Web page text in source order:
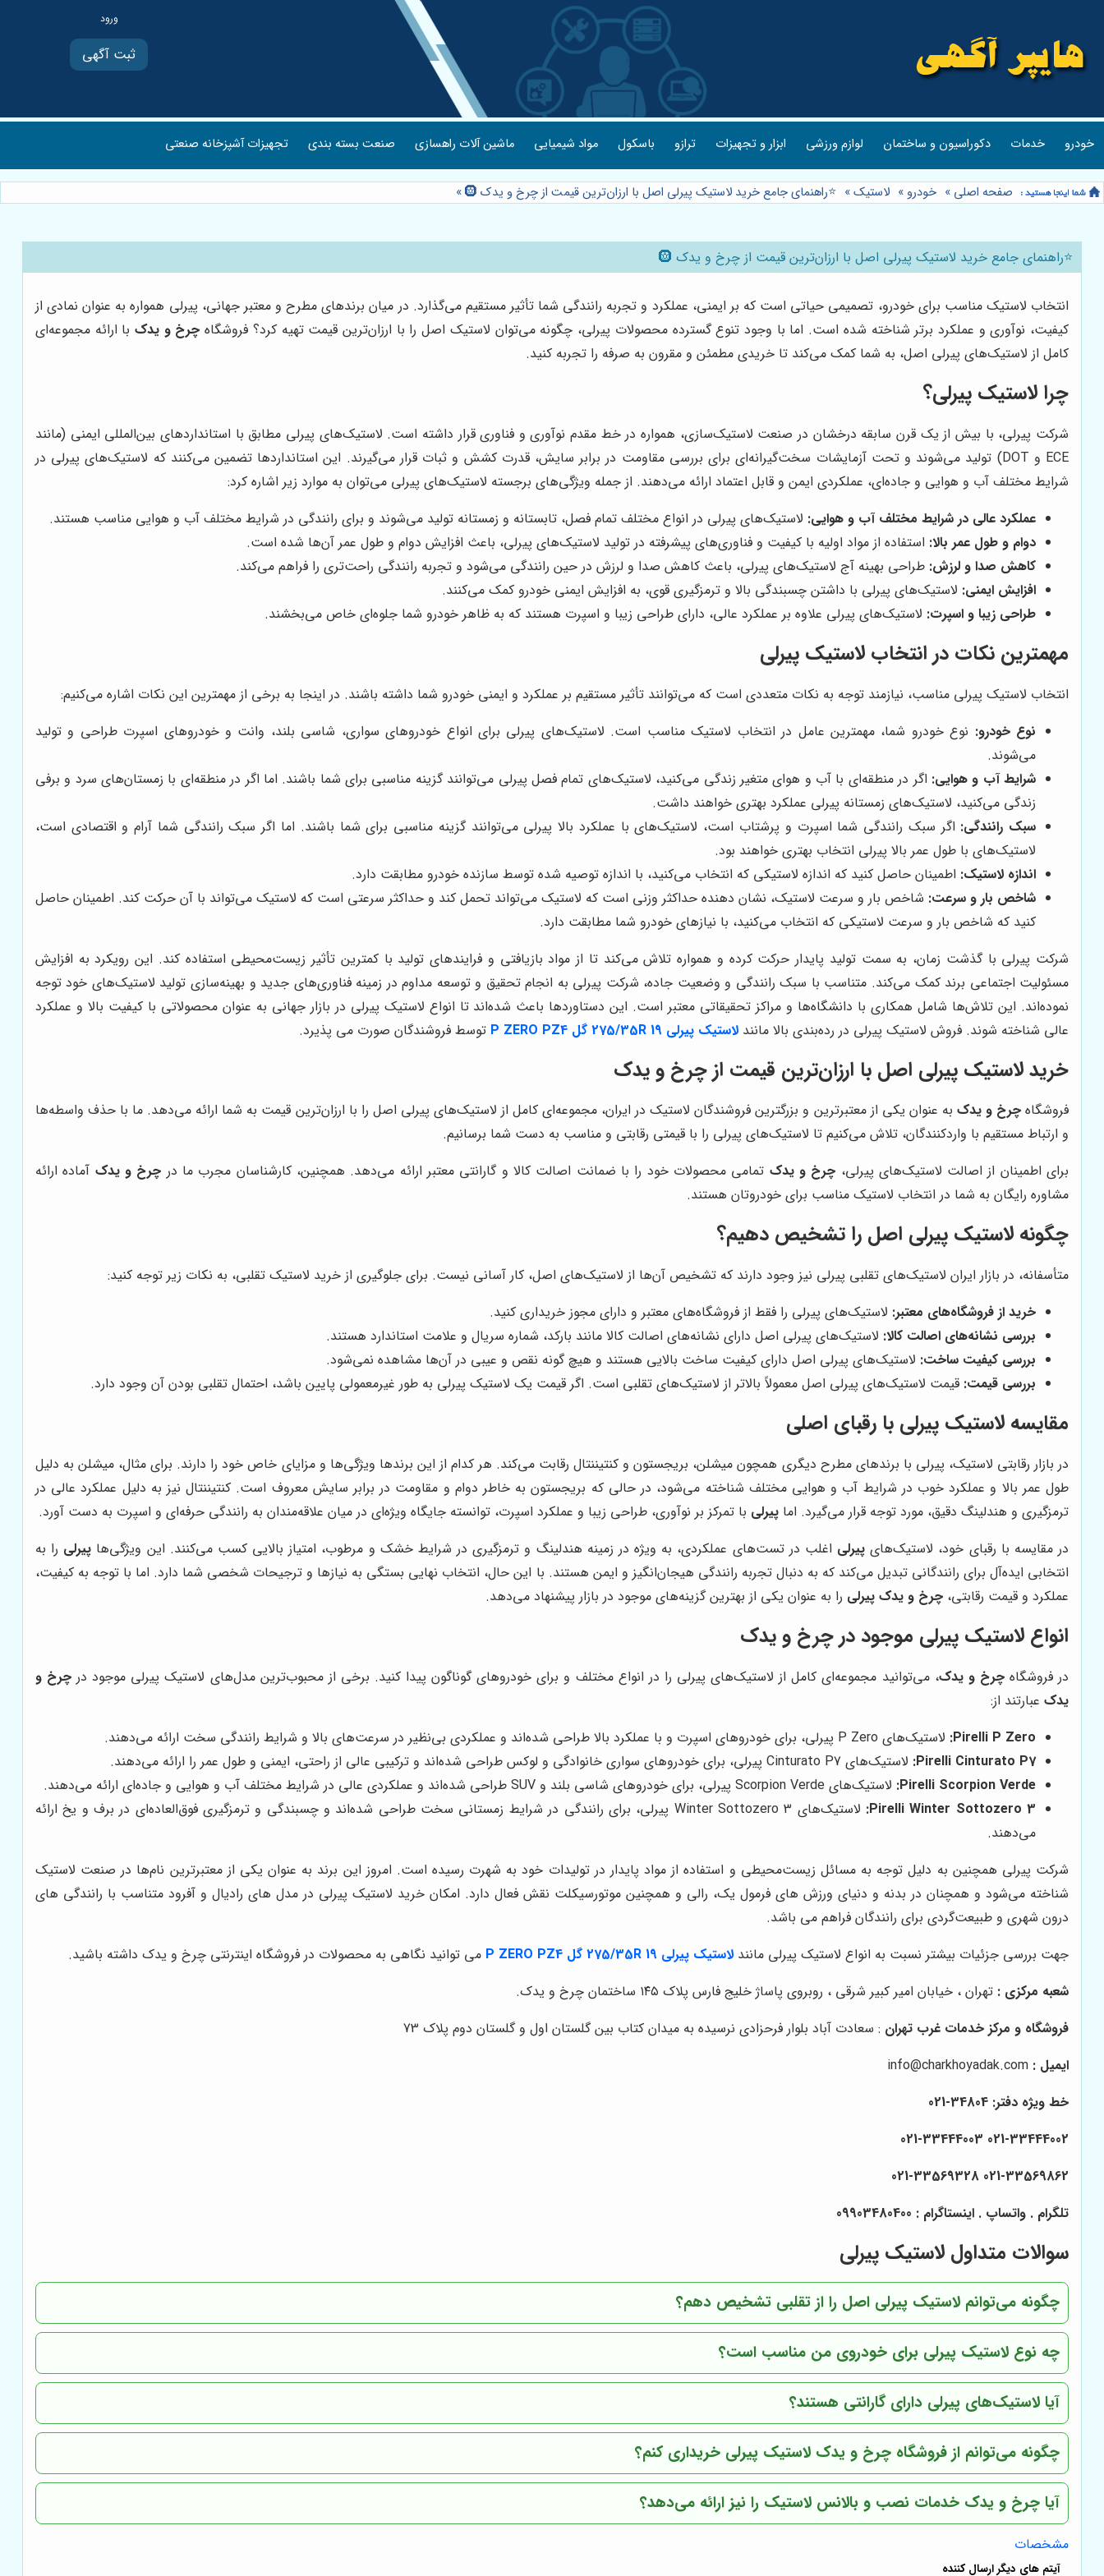
ثبت آگهی
خودرو خدمات دکوراسیون و ساختمان لوازم ورزشی ابزار و تجهیزات ترازو باسکول مواد شیمیایی ماشین آلات راهسازی صنعت بسته بندی تجهیزات آشپزخانه صنعتی
صفحه اصلی » خودرو » لاستیک» ⭐️راهنمای جامع خرید لاستیک پیرلی اصل با ارزان‌ترین قیمت از چرخ و یدک 🛞 »
⭐️راهنمای جامع خرید لاستیک پیرلی اصل با ارزان‌ترین قیمت از چرخ و یدک 🛞
انتخاب لاستیک مناسب برای خودرو، تصمیمی حیاتی است که بر ایمنی، عملکرد و تجربه رانندگی شما تأثیر مستقیم می‌گذارد. در میان برندهای مطرح و معتبر جهانی، پیرلی همواره به عنوان نمادی از
کیفیت، نوآوری و عملکرد برتر شناخته شده است. اما با وجود تنوع گسترده محصولات پیرلی، چگونه می‌توان لاستیک اصل را با ارزان‌ترین قیمت تهیه کرد؟ فروشگاه چرخ و یدکبا ارائه مجموعه‌ای
کامل از لاستیک‌های پیرلی اصل، به شما کمک می‌کند تا خریدی مطمئن و مقرون به صرفه را تجربه کنید.
چرا لاستیک پیرلی؟
شرکت پیرلی، با بیش از یک قرن سابقه درخشان در صنعت لاستیک‌سازی، همواره در خط مقدم نوآوری و فناوری قرار داشته است. لاستیک‌های پیرلی مطابق با استانداردهای بین‌المللی ایمنی (مانند
ECE و DOT) تولید می‌شوند و تحت آزمایشات سخت‌گیرانه‌ای برای بررسی مقاومت در برابر سایش، قدرت کشش و ثبات قرار می‌گیرند. این استانداردها تضمین می‌کنند که لاستیک‌های پیرلی در
شرایط مختلف آب و هوایی و جاده‌ای، عملکردی ایمن و قابل اعتماد ارائه می‌دهند. از جمله ویژگی‌های برجسته لاستیک‌های پیرلی می‌توان به موارد زیر اشاره کرد:
عملکرد عالی در شرایط مختلف آب و هوایی: لاستیک‌های پیرلی در انواع مختلف تمام فصل، تابستانه و زمستانه تولید می‌شوند و برای رانندگی در شرایط مختلف آب و هوایی مناسب هستند.
دوام و طول عمر بالا: استفاده از مواد اولیه با کیفیت و فناوری‌های پیشرفته در تولید لاستیک‌های پیرلی، باعث افزایش دوام و طول عمر آن‌ها شده است.
کاهش صدا و لرزش: طراحی بهینه آج لاستیک‌های پیرلی، باعث کاهش صدا و لرزش در حین رانندگی می‌شود و تجربه رانندگی راحت‌تری را فراهم می‌کند.
افزایش ایمنی: لاستیک‌های پیرلی با داشتن چسبندگی بالا و ترمزگیری قوی، به افزایش ایمنی خودرو کمک می‌کنند.
طراحی زیبا و اسپرت: لاستیک‌های پیرلی علاوه بر عملکرد عالی، دارای طراحی زیبا و اسپرت هستند که به ظاهر خودرو شما جلوه‌ای خاص می‌بخشند.
مهمترین نکات در انتخاب لاستیک پیرلی
انتخاب لاستیک پیرلی مناسب، نیازمند توجه به نکات متعددی است که می‌توانند تأثیر مستقیم بر عملکرد و ایمنی خودرو شما داشته باشند. در اینجا به برخی از مهمترین این نکات اشاره می‌کنیم:
نوع خودرو: نوع خودرو شما، مهمترین عامل در انتخاب لاستیک مناسب است. لاستیک‌های پیرلی برای انواع خودروهای سواری، شاسی بلند، وانت و خودروهای اسپرت طراحی و تولید
می‌شوند.
شرایط آب و هوایی: اگر در منطقه‌ای با آب و هوای متغیر زندگی می‌کنید، لاستیک‌های تمام فصل پیرلی می‌توانند گزینه مناسبی برای شما باشند. اما اگر در منطقه‌ای با زمستان‌های سرد و برفی
زندگی می‌کنید، لاستیک‌های زمستانه پیرلی عملکرد بهتری خواهند داشت.
سبک رانندگی: اگر سبک رانندگی شما اسپرت و پرشتاب است، لاستیک‌های با عملکرد بالا پیرلی می‌توانند گزینه مناسبی برای شما باشند. اما اگر سبک رانندگی شما آرام و اقتصادی است،
لاستیک‌های با طول عمر بالا پیرلی انتخاب بهتری خواهند بود.
اندازه لاستیک: اطمینان حاصل کنید که اندازه لاستیکی که انتخاب می‌کنید، با اندازه توصیه شده توسط سازنده خودرو مطابقت دارد.
شاخص بار و سرعت: شاخص بار و سرعت لاستیک، نشان دهنده حداکثر وزنی است که لاستیک می‌تواند تحمل کند و حداکثر سرعتی است که لاستیک می‌تواند با آن حرکت کند. اطمینان حاصل
کنید که شاخص بار و سرعت لاستیکی که انتخاب می‌کنید، با نیازهای خودرو شما مطابقت دارد.
شرکت پیرلی با گذشت زمان، به سمت تولید پایدار حرکت کرده و همواره تلاش می‌کند تا از مواد بازیافتی و فرایندهای تولید با کمترین تأثیر زیست‌محیطی استفاده کند. این رویکرد به افزایش
مسئولیت اجتماعی برند کمک می‌کند. متناسب با سبک رانندگی و وضعیت جاده، شرکت پیرلی به انجام تحقیق و توسعه مداوم در زمینه فناوری‌های جدید و بهینه‌سازی تولید لاستیک‌های خود توجه
نموده‌اند. این تلاش‌ها شامل همکاری با دانشگاه‌ها و مراکز تحقیقاتی معتبر است. این دستاوردها باعث شده‌اند تا انواع لاستیک پیرلی در بازار جهانی به عنوان محصولاتی با کیفیت بالا و عملکرد
عالی شناخته شوند. فروش لاستیک پیرلی در رده‌بندی بالا مانند لاستیک پیرلی 275/35R 19 گل P ZERO PZ4 توسط فروشندگان صورت می پذیرد.
خرید لاستیک پیرلی اصل با ارزان‌ترین قیمت از چرخ و یدک
فروشگاه چرخ و یدک به عنوان یکی از معتبرترین و بزرگترین فروشندگان لاستیک در ایران، مجموعه‌ای کامل از لاستیک‌های پیرلی اصل را با ارزان‌ترین قیمت به شما ارائه می‌دهد. ما با حذف واسطه‌ها
و ارتباط مستقیم با واردکنندگان، تلاش می‌کنیم تا لاستیک‌های پیرلی را با قیمتی رقابتی و مناسب به دست شما برسانیم.
برای اطمینان از اصالت لاستیک‌های پیرلی، چرخ و یدک تمامی محصولات خود را با ضمانت اصالت کالا و گارانتی معتبر ارائه می‌دهد. همچنین، کارشناسان مجرب ما در چرخ و یدک آماده ارائه
مشاوره رایگان به شما در انتخاب لاستیک مناسب برای خودروتان هستند.
چگونه لاستیک پیرلی اصل را تشخیص دهیم؟
متأسفانه، در بازار ایران لاستیک‌های تقلبی پیرلی نیز وجود دارند که تشخیص آن‌ها از لاستیک‌های اصل، کار آسانی نیست. برای جلوگیری از خرید لاستیک تقلبی، به نکات زیر توجه کنید:
خرید از فروشگاه‌های معتبر: لاستیک‌های پیرلی را فقط از فروشگاه‌های معتبر و دارای مجوز خریداری کنید.
بررسی نشانه‌های اصالت کالا: لاستیک‌های پیرلی اصل دارای نشانه‌های اصالت کالا مانند بارکد، شماره سریال و علامت استاندارد هستند.
بررسی کیفیت ساخت: لاستیک‌های پیرلی اصل دارای کیفیت ساخت بالایی هستند و هیچ گونه نقص و عیبی در آن‌ها مشاهده نمی‌شود.
بررسی قیمت: قیمت لاستیک‌های پیرلی اصل معمولاً بالاتر از لاستیک‌های تقلبی است. اگر قیمت یک لاستیک پیرلی به طور غیرمعمولی پایین باشد، احتمال تقلبی بودن آن وجود دارد.
مقایسه لاستیک پیرلی با رقبای اصلی
در بازار رقابتی لاستیک، پیرلی با برندهای مطرح دیگری همچون میشلن، بریجستون و کنتیننتال رقابت می‌کند. هر کدام از این برندها ویژگی‌ها و مزایای خاص خود را دارند. برای مثال، میشلن به دلیل
طول عمر بالا و عملکرد خوب در شرایط آب و هوایی مختلف شناخته می‌شود، در حالی که بریجستون به خاطر دوام و مقاومت در برابر سایش معروف است. کنتیننتال نیز به دلیل عملکرد عالی در
ترمزگیری و هندلینگ دقیق، مورد توجه قرار می‌گیرد. اما پیرلی با تمرکز بر نوآوری، طراحی زیبا و عملکرد اسپرت، توانسته جایگاه ویژه‌ای در میان علاقه‌مندان به رانندگی حرفه‌ای و اسپرت به دست آورد.
در مقایسه با رقبای خود، لاستیک‌های پیرلی اغلب در تست‌های عملکردی، به ویژه در زمینه هندلینگ و ترمزگیری در شرایط خشک و مرطوب، امتیاز بالایی کسب می‌کنند. این ویژگی‌ها پیرلی را به
انتخابی ایده‌آل برای رانندگانی تبدیل می‌کند که به دنبال تجربه رانندگی هیجان‌انگیز و ایمن هستند. با این حال، انتخاب نهایی بستگی به نیازها و ترجیحات شخصی شما دارد. اما با توجه به کیفیت،
عملکرد و قیمت رقابتی، چرخ و یدک پیرلی را به عنوان یکی از بهترین گزینه‌های موجود در بازار پیشنهاد می‌دهد.
انواع لاستیک پیرلی موجود در چرخ و یدک
در فروشگاهچرخ و یدک، می‌توانید مجموعه‌ای کامل از لاستیک‌های پیرلی را در انواع مختلف و برای خودروهای گوناگون پیدا کنید. برخی از محبوب‌ترین مدل‌های لاستیک پیرلی موجود درچرخ و
یدکعبارتند از:
Pirelli P Zero: لاستیک‌های P Zero پیرلی، برای خودروهای اسپرت و با عملکرد بالا طراحی شده‌اند و عملکردی بی‌نظیر در سرعت‌های بالا و شرایط رانندگی سخت ارائه می‌دهند.
Pirelli Cinturato P7: لاستیک‌های Cinturato P7 پیرلی، برای خودروهای سواری خانوادگی و لوکس طراحی شده‌اند و ترکیبی عالی از راحتی، ایمنی و طول عمر را ارائه می‌دهند.
Pirelli Scorpion Verde: لاستیک‌های Scorpion Verde پیرلی، برای خودروهای شاسی بلند و SUV طراحی شده‌اند و عملکردی عالی در شرایط مختلف آب و هوایی و جاده‌ای ارائه می‌دهند.
Pirelli Winter Sottozero 3:
لاستیک‌های Winter Sottozero 3 پیرلی، برای رانندگی در شرایط زمستانی سخت طراحی شده‌اند و چسبندگی و ترمزگیری فوق‌العاده‌ای در برف و یخ ارائه
می‌دهند.
شرکت پیرلی همچنین به دلیل توجه به مسائل زیست‌محیطی و استفاده از مواد پایدار در تولیدات خود به شهرت رسیده است. امروز این برند به عنوان یکی از معتبرترین نام‌ها در صنعت لاستیک
شناخته می‌شود و همچنان در بدنه و دنیای ورزش های فرمول یک، رالی و همچنین موتورسیکلت نقش فعال دارد. امکان خرید لاستیک پیرلی در مدل های رادیال و آفرود متناسب با رانندگی های
درون شهری و طبیعت‌گردی برای رانندگان فراهم می باشد.
جهت بررسی جزئیات بیشتر نسبت به انواع لاستیک پیرلی مانند لاستیک پیرلی 275/35R 19 گل P ZERO PZ4
می توانید نگاهی به محصولات در فروشگاه اینترنتی چرخ و یدک داشته باشید.
شعبه مرکزی : تهران ، خیابان امیر کبیر شرقی ، روبروی پاساژ خلیج فارس پلاک ۱۴۵ ساختمان چرخ و یدک.
فروشگاه و مرکز خدمات غرب تهران : سعادت آباد بلوار فرحزادی نرسیده به میدان کتاب بین گلستان اول و گلستان دوم پلاک 73
ایمیل : info@charkhoyadak.com
خط ویژه دفتر: 34804-021
021-33444002 021-33444003
021-33569862
021-33569328
تلگرام . واتساپ . اینستاگرام : 09903480400
سوالات متداول لاستیک پیرلی
چگونه می‌توانم لاستیک پیرلی اصل را از تقلبی تشخیص دهم؟
چه نوع لاستیک پیرلی برای خودروی من مناسب است؟
آیا لاستیک‌های پیرلی دارای گارانتی هستند؟
چگونه می‌توانم از فروشگاه چرخ و یدک لاستیک پیرلی خریداری کنم؟
آیا چرخ و یدک خدمات نصب و بالانس لاستیک را نیز ارائه می‌دهد؟
مشخصات